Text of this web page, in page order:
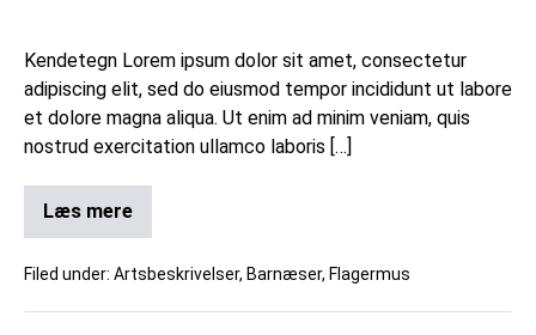
Kendetegn Lorem ipsum dolor sit amet, consectetur
adipiscing elit, sed do eiusmod tempor incididunt ut labore
et dolore magna aliqua. Ut enim ad minim veniam, quis
nostrud exercitation ullamco laboris […]
Læs mere
Filed under: Artsbeskrivelser, Barnæser, Flagermus